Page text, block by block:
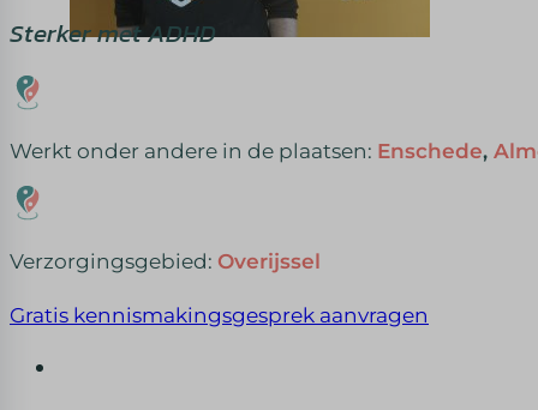
Sterker met ADHD
Werkt onder andere in de plaatsen: Enschede,
Verzorgingsgebied: Overijssel
Gratis kennismakingsgesprek aanvragen